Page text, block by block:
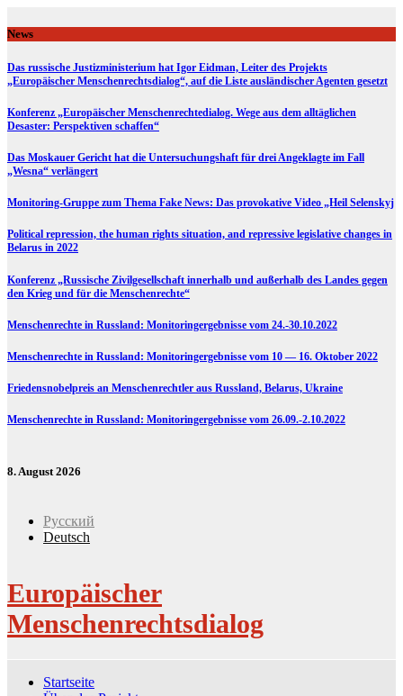
to
content
News
Das russische Justizministerium hat Igor Eidman, Leiter des Projekts
„Europäischer Menschenrechtsdialog“, auf die Liste ausländischer Agenten gesetzt
Konferenz „Europäischer Menschenrechtedialog. Wege aus dem alltäglichen
Desaster: Perspektiven schaffen“
Das Moskauer Gericht hat die Untersuchungshaft für drei Angeklagte im Fall
„Wesna“ verlängert
Monitoring-Gruppe zum Thema Fake News: Das provokative Video „Heil Selenskyj
Political repression, the human rights situation, and repressive legislative changes in
Belarus in 2022
Konferenz „Russische Zivilgesellschaft innerhalb und außerhalb des Landes gegen
den Krieg und für die Menschenrechte“
Menschenrechte in Russland: Monitoringergebnisse vom 24.-30.10.2022
Menschenrechte in Russland: Monitoringergebnisse vom 10 — 16. Oktober 2022
Friedensnobelpreis an Menschenrechtler aus Russland, Belarus, Ukraine
Menschenrechte in Russland: Monitoringergebnisse vom 26.09.-2.10.2022
8. August 2026
Русский
Deutsch
Europäischer
Menschenrechtsdialog
Startseite